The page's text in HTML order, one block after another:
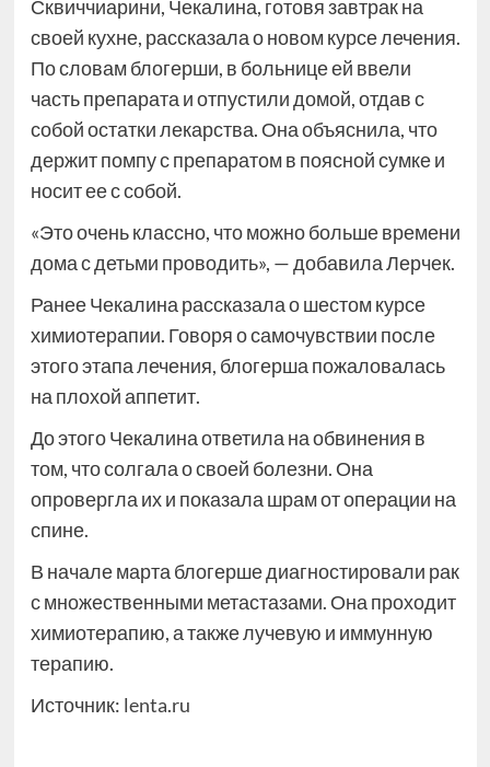
Сквиччиарини, Чекалина, готовя завтрак на
своей кухне, рассказала о новом курсе лечения.
По словам блогерши, в больнице ей ввели
часть препарата и отпустили домой, отдав с
собой остатки лекарства. Она объяснила, что
держит помпу с препаратом в поясной сумке и
носит ее с собой.
«Это очень классно, что можно больше времени
дома с детьми проводить», — добавила Лерчек.
Ранее Чекалина рассказала о шестом курсе
химиотерапии. Говоря о самочувствии после
этого этапа лечения, блогерша пожаловалась
на плохой аппетит.
До этого Чекалина ответила на обвинения в
том, что солгала о своей болезни. Она
опровергла их и показала шрам от операции на
спине.
В начале марта блогерше диагностировали рак
с множественными метастазами. Она проходит
химиотерапию, а также лучевую и иммунную
терапию.
Источник: lenta.ru